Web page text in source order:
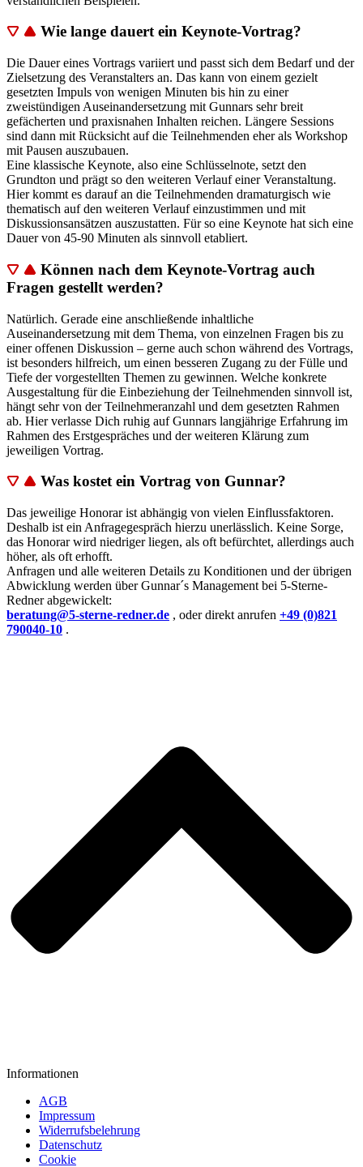
Wie lange dauert ein Keynote-Vortrag?
Die Dauer eines Vortrags variiert und passt sich dem Bedarf und der
Zielsetzung des Veranstalters an. Das kann von einem gezielt
gesetzten Impuls von wenigen Minuten bis hin zu einer
zweistündigen Auseinandersetzung mit Gunnars sehr breit
gefächerten und praxisnahen Inhalten reichen. Längere Sessions
sind dann mit Rücksicht auf die Teilnehmenden eher als Workshop
mit Pausen auszubauen.
Eine klassische Keynote, also eine Schlüsselnote, setzt den
Grundton und prägt so den weiteren Verlauf einer Veranstaltung.
Hier kommt es darauf an die Teilnehmenden dramaturgisch wie
thematisch auf den weiteren Verlauf einzustimmen und mit
Diskussionsansätzen auszustatten. Für so eine Keynote hat sich eine
Dauer von 45-90 Minuten als sinnvoll etabliert.
Können nach dem Keynote-Vortrag auch
Fragen gestellt werden?
Natürlich. Gerade eine anschließende inhaltliche
Auseinandersetzung mit dem Thema, von einzelnen Fragen bis zu
einer offenen Diskussion – gerne auch schon während des Vortrags,
ist besonders hilfreich, um einen besseren Zugang zu der Fülle und
Tiefe der vorgestellten Themen zu gewinnen. Welche konkrete
Ausgestaltung für die Einbeziehung der Teilnehmenden sinnvoll ist,
hängt sehr von der Teilnehmeranzahl und dem gesetzten Rahmen
ab. Hier verlasse Dich ruhig auf Gunnars langjährige Erfahrung im
Rahmen des Erstgespräches und der weiteren Klärung zum
jeweiligen Vortrag.
Was kostet ein Vortrag von Gunnar?
Das jeweilige Honorar ist abhängig von vielen Einflussfaktoren.
Deshalb ist ein Anfragegespräch hierzu unerlässlich. Keine Sorge,
das Honorar wird niedriger liegen, als oft befürchtet, allerdings auch
höher, als oft erhofft.
Anfragen und alle weiteren Details zu Konditionen und der übrigen
Abwicklung werden über Gunnar´s Management bei 5-Sterne-
Redner abgewickelt:
beratung@5-sterne-redner.de , oder direkt anrufen +49 (0)821
790040-10 .
Informationen
AGB
Impressum
Widerrufsbelehrung
Datenschutz
Cookie